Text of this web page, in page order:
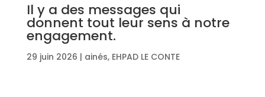
Il y a des messages qui
donnent tout leur sens à notre
engagement.
29 juin 2026 | ainés, EHPAD LE CONTE